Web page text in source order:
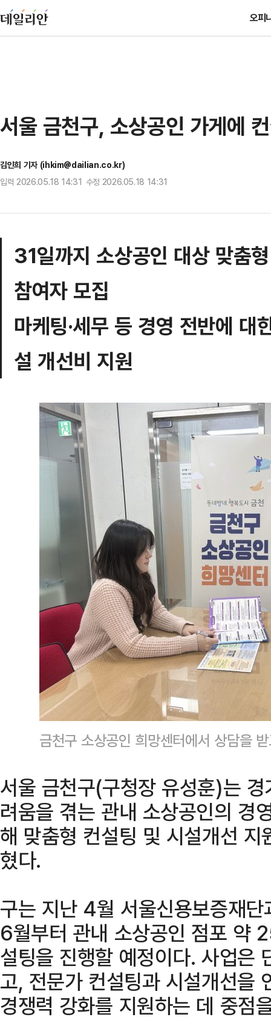
오피
서울 금천구, 소상공인 가게에
김인희 기자 (ihkim@dailian.co.kr)
입력 2026.05.18 14:31 수정 2026.05.18 14:31
31일까지 소상공인 대상 맞춤
참여자 모집
마케팅·세무 등 경영 전반에
설 개선비 지원
금천구 소상공인 희망센터에서 상담을
서울 금천구(구청장 유성훈)는
려움을 겪는 관내 소상공인의 경
해 맞춤형 컨설팅 및 시설개선
혔다.
구는 지난 4월 서울신용보증재
6월부터 관내 소상공인 점포 약
설팅을 진행할 예정이다. 사업은
고, 전문가 컨설팅과 시설개선을
경쟁력 강화를 지원하는 데 중점